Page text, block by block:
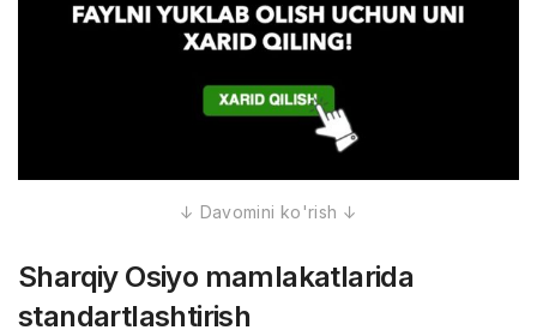
Sharqiy Osiyo mamlakatlarida
standartlashtirish